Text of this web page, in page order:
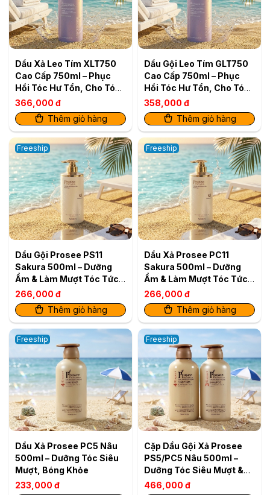
Dầu Xả Leo Tím XLT750
Cao Cấp 750ml – Phục
Hồi Tóc Hư Tổn, Cho Tóc
Mềm Mượt
366,000 đ
Thêm giỏ hàng
Dầu Gội Leo Tím GLT750
Cao Cấp 750ml – Phục
Hồi Tóc Hư Tổn, Cho Tóc
Mềm Mượt
358,000 đ
Thêm giỏ hàng
Freeship
Dầu Gội Prosee PS11
Sakura 500ml – Dưỡng
Ẩm & Làm Mượt Tóc Tức
Thì
266,000 đ
Thêm giỏ hàng
Freeship
Dầu Xả Prosee PC11
Sakura 500ml – Dưỡng
Ẩm & Làm Mượt Tóc Tức
Thì
266,000 đ
Thêm giỏ hàng
Freeship
Dầu Xả Prosee PC5 Nâu
500ml – Dưỡng Tóc Siêu
Mượt, Bóng Khỏe
233,000 đ
Freeship
Cặp Dầu Gội Xả Prosee
PS5/PC5 Nâu 500ml –
Dưỡng Tóc Siêu Mượt &
Bóng Khỏe
466,000 đ